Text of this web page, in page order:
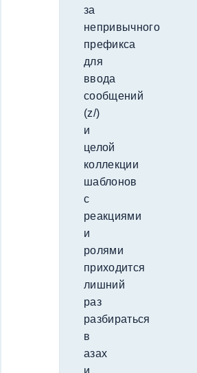
за
непривычного
префикса
для
ввода
сообщений
(z/)
и
целой
коллекции
шаблонов
с
реакциями
и
ролями
приходится
лишний
раз
разбираться
в
азах